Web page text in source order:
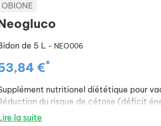
OBIONE
de 5 L - NEO006
€*
nutritionel diététique pour
du risque de cétose (déficit
la suite